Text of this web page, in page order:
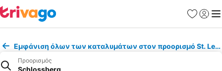
Εμφάνιση όλων των καταλυμάτων στον προορισμό St.
Προορισμός
Schlossberg